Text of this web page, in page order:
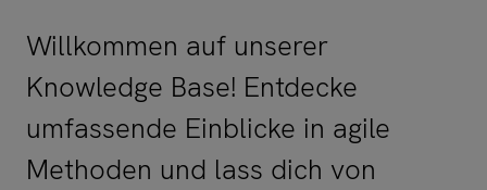
Willkommen auf unserer
Knowledge Base! Entdecke
umfassende Einblicke in agile
Methoden und lass dich von